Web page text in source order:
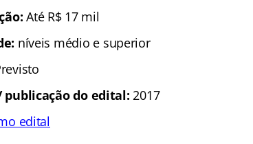
Remuneração:
Escolaridade:níveis médio e
Previsão p/ publicação do edital: